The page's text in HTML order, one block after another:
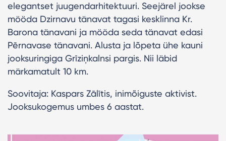
elegantset juugendarhitektuuri. Seejärel jookse
mööda Dzirnavu tänavat tagasi kesklinna Kr.
Barona tänavani ja mööda seda tänavat edasi
Pērnavase tänavani. Alusta ja lõpeta ühe kauni
jooksuringiga Grīziņkalnsi pargis. Nii läbid
märkamatult 10 km.
Soovitaja: Kaspars Zālītis, inimõiguste aktivist.
Jooksukogemus umbes 6 aastat.